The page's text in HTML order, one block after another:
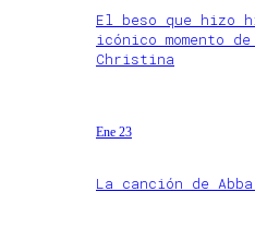
El beso que hizo
icónico momento
Christina
Ene 23
La canción de